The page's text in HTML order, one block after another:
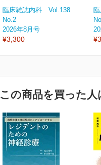
臨床雑誌内科 Vol.138
No.2
2026年8月号
¥3,300
この商品を買った